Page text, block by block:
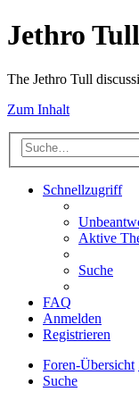
Jethro
The Jethro Tull
Zum Inhalt
Schnellzugriff
Aktive
Suche
FAQ
Anmelden
Registrieren
Foren-Übersicht
Suche